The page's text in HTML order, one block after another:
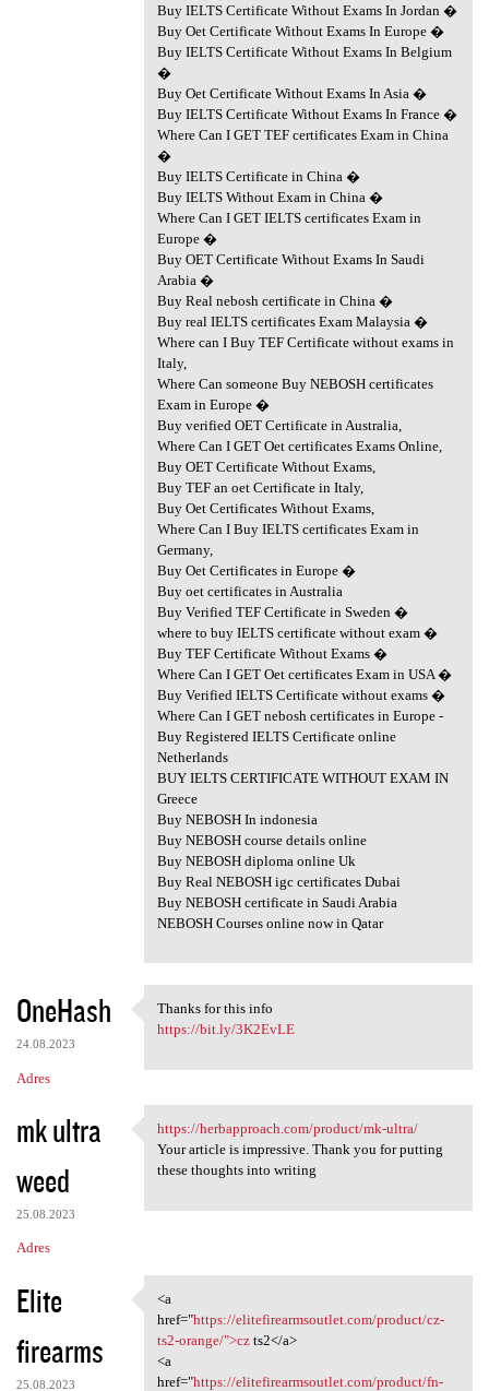
Buy IELTS Certificate Without Exams In Jordan �
Buy Oet Certificate Without Exams In Europe �
Buy IELTS Certificate Without Exams In Belgium
�
Buy Oet Certificate Without Exams In Asia �
Buy IELTS Certificate Without Exams In France �
Where Can I GET TEF certificates Exam in China
�
Buy IELTS Certificate in China �
Buy IELTS Without Exam in China �
Where Can I GET IELTS certificates Exam in
Europe �
Buy OET Certificate Without Exams In Saudi
Arabia �
Buy Real nebosh certificate in China �
Buy real IELTS certificates Exam Malaysia �
Where can I Buy TEF Certificate without exams in
Italy,
Where Can someone Buy NEBOSH certificates
Exam in Europe �
Buy verified OET Certificate in Australia,
Where Can I GET Oet certificates Exams Online,
Buy OET Certificate Without Exams,
Buy TEF an oet Certificate in Italy,
Buy Oet Certificates Without Exams,
Where Can I Buy IELTS certificates Exam in
Germany,
Buy Oet Certificates in Europe �
Buy oet certificates in Australia
Buy Verified TEF Certificate in Sweden �
where to buy IELTS certificate without exam �
Buy TEF Certificate Without Exams �
Where Can I GET Oet certificates Exam in USA �
Buy Verified IELTS Certificate without exams �
Where Can I GET nebosh certificates in Europe -
Buy Registered IELTS Certificate online
Netherlands
BUY IELTS CERTIFICATE WITHOUT EXAM IN
Greece
Buy NEBOSH In indonesia
Buy NEBOSH course details online
Buy NEBOSH diploma online Uk
Buy Real NEBOSH igc certificates Dubai
Buy NEBOSH certificate in Saudi Arabia
NEBOSH Courses online now in Qatar
OneHash
24.08.2023
Adres
Thanks for this info
Thanks for this info
https://bit.ly/3K2EvLE
mk ultra
weed
25.08.2023
Adres
https://herbapproach.com
https://herbapproach.com/product/mk-ultra/
Your article is impressive. Thank you for putting
these thoughts into writing
Elite
firearms
25.08.2023
<a href="https:/
<a
href="https://elitefirearmsoutlet.com/product/cz-
ts2-orange/">czts2</a>
<a
href="https://elitefirearmsoutlet.com/product/fn-